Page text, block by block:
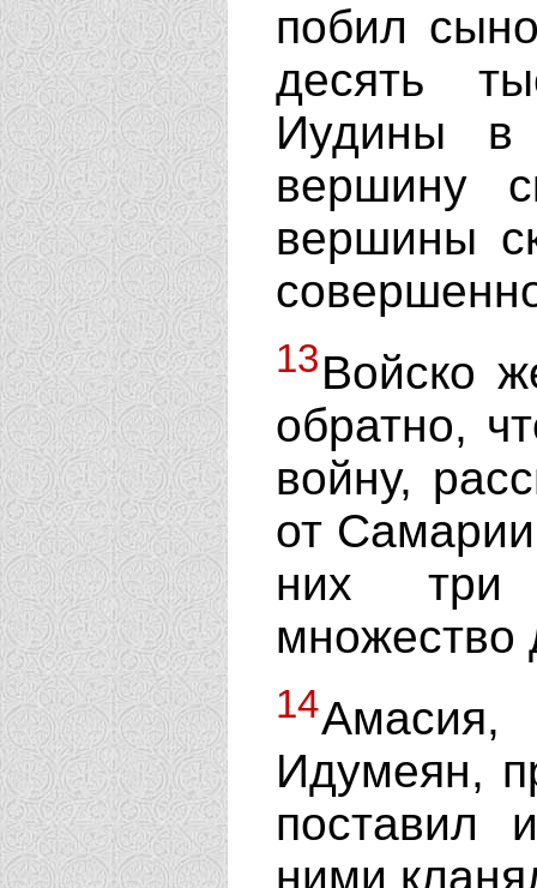
побил
десять
Иудины
вершину
вершины
13Войско
обратно,
войну,
от
них три
множество
14Амасия,
Идумеян,
поставил
ними